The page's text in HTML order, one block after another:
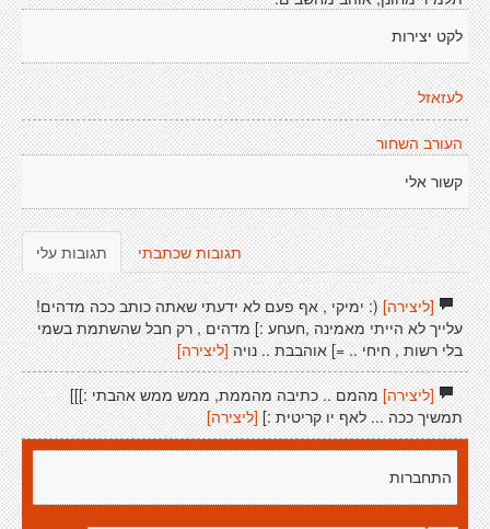
לקט יצירות
לעזאזל
העורב השחור
קשור אלי
תגובות עלי תגובות שכתבתי
[ליצירה](: ימיקי , אף פעם לא ידעתי שאתה כותב ככה מדהים!
עלייך לא הייתי מאמינה ,חעחע :] מדהים , רק חבל שהשתמת בשמי
בלי רשות , חיחי .. =] אוהבבת .. נויה [ליצירה]
[ליצירה]מהמם .. כתיבה מהממת, ממש ממש אהבתי :]]]
תמשיך ככה ... לאף יו קריטית :] [ליצירה]
התחברות